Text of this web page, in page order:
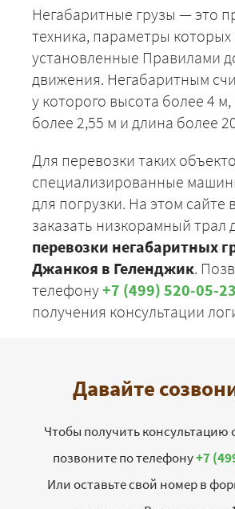
Негабаритные грузы — это
техника, параметры
установленные Правилами
движения. Негабаритным
у которого высота более 4
более 2,55 м и длина более
Для перевозки таких
специализированные
для погрузки. На этом сайте
заказать низкорамный трал
перевозки негабаритных
Джанкоя в Геленджик.
телефону+7 (499) 520-05-23
получения консультации
Давайте
Чтобы получить консультацию
позвоните по телефону+7
Или оставьте свой номер в